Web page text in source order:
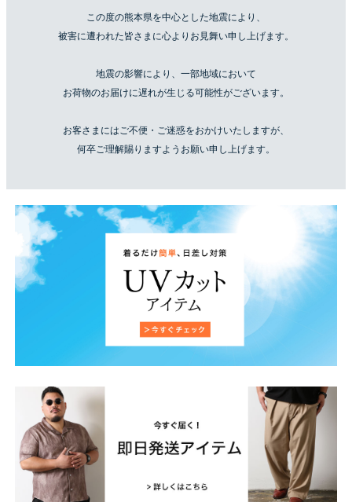
この度の熊本県を中心とした地震により、
被害に遭われた皆さまに心よりお見舞い申し上げます。
地震の影響により、一部地域において
お荷物のお届けに遅れが生じる可能性がございます。
お客さまにはご不便・ご迷惑をおかけいたしますが、
何卒ご理解賜りますようお願い申し上げます。